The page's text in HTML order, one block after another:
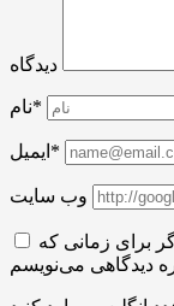
دیدگاه
نام*
ایمیل*
وب سایت
برای زمانی که